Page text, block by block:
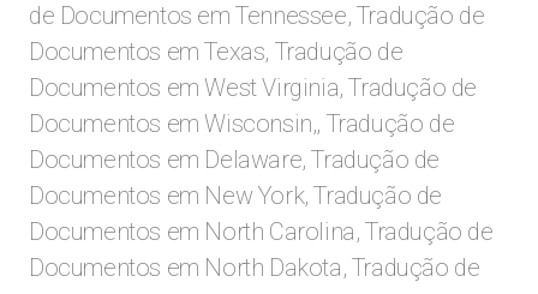
de Documentos em Tennessee, Tradução de
Documentos em Texas, Tradução de
Documentos em West Virginia, Tradução de
Documentos em Wisconsin,, Tradução de
Documentos em Delaware, Tradução de
Documentos em New York, Tradução de
Documentos em North Carolina, Tradução de
Documentos em North Dakota, Tradução de